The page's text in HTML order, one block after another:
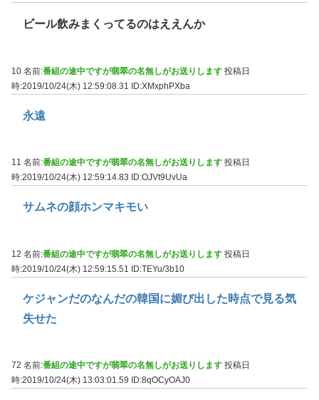
ビール飲みまくってるのはええんか
10 名前:番組の途中ですが翡翠の名無しがお送りします 投稿日
時:2019/10/24(木) 12:59:08.31 ID:XMxphPXba
永遠
11 名前:番組の途中ですが翡翠の名無しがお送りします 投稿日
時:2019/10/24(木) 12:59:14.83
ID:OJVt9UvUa
サムネの顔ホンマキモい
12 名前:番組の途中ですが翡翠の名無しがお送りします 投稿日
時:2019/10/24(木) 12:59:15.51 ID:TEYu/3b10
ケジャンだのなんだの韓国に媚び出した時点で見る気
失せた
72 名前:番組の途中ですが翡翠の名無しがお送りします 投稿日
時:2019/10/24(木) 13:03:01.59
ID:8qOCyOAJ0